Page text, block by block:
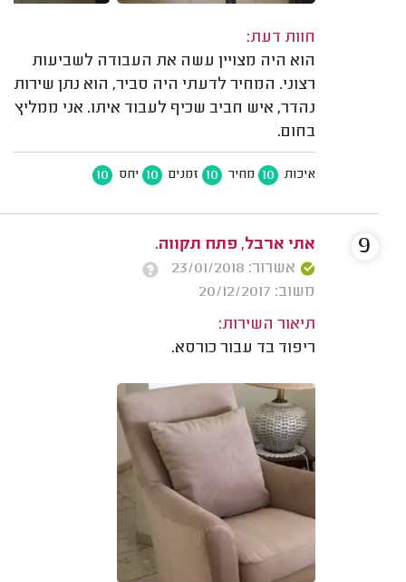
חוות דעת:
הוא היה מצויין עשה את העבודה לשביעות
רצוני. המחיר לדעתי היה סביר, הוא נתן שירות
נהדר, איש חביב שכיף לעבוד איתו. אני ממליץ
בחום.
איכות 10 מחיר 10 זמנים 10 יחס 10
אתי ארבל, פתח תקווה.
אשרור: 23/01/2018
משוב: 20/12/2017
תיאור השירות:
ריפוד בד עבור כורסא.
9